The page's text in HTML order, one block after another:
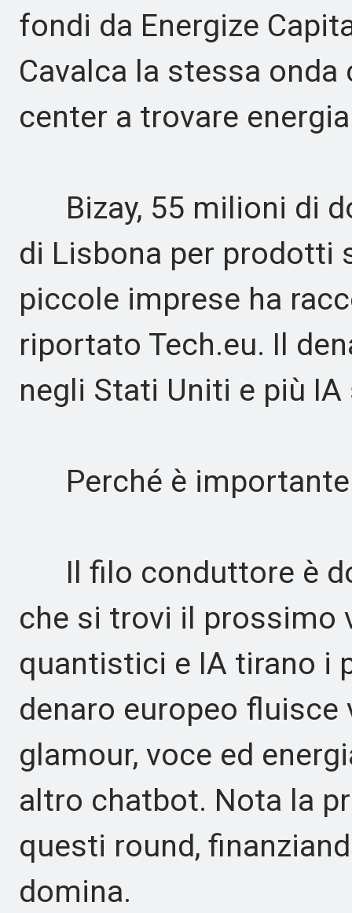
fondi da Energize
Cavalca la stessa
center a trovare
Bizay, 55 milioni di
di Lisbona per prodotti
piccole imprese ha
riportato Tech.eu. Il
negli Stati Uniti e più
Perché è importante
Il filo conduttore è
che si trovi il prossimo
quantistici e IA tirano i
denaro europeo
glamour, voce ed
altro chatbot. Nota la
questi round,
domina.